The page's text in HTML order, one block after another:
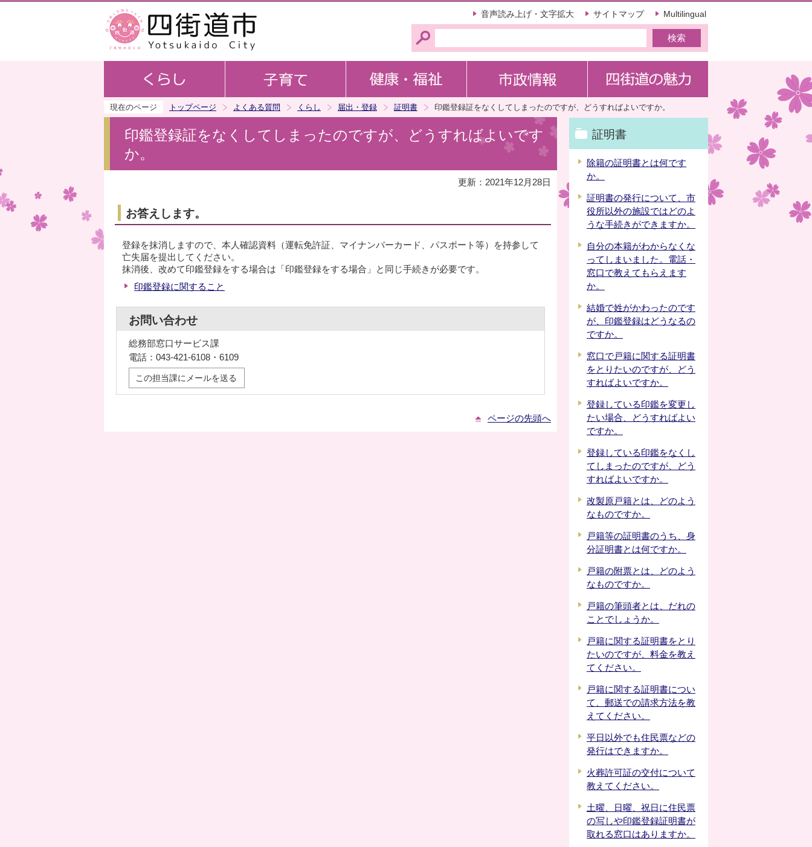
音声読み上げ・文字拡大 サイトマップ Multilingual
現在のページ トップページ よくある質問 くらし 届出・登録 証明書 印鑑登録証をなくしてしまったのですが、どうすればよいですか。
印鑑登録証をなくしてしまったのですが、どうすればよいです
か。
更新：2021年12月28日
お答えします。
登録を抹消しますので、本人確認資料（運転免許証、マイナンバーカード、パスポート等）を持参して
亡失届を提出してください。
抹消後、改めて印鑑登録をする場合は「印鑑登録をする場合」と同じ手続きが必要です。
印鑑登録に関すること
お問い合わせ
総務部窓口サービス課
電話：043-421-6108・6109
この担当課にメールを送る
ページの先頭へ
証明書
除籍の証明書とは何です
か。
証明書の発行について、市
役所以外の施設ではどのよ
うな手続きができますか。
自分の本籍がわからなくな
ってしまいました。電話・
窓口で教えてもらえます
か。
結婚で姓がかわったのです
が、印鑑登録はどうなるの
ですか。
窓口で戸籍に関する証明書
をとりたいのですが、どう
すればよいですか。
登録している印鑑を変更し
たい場合、どうすればよい
ですか。
登録している印鑑をなくし
てしまったのですが、どう
すればよいですか。
改製原戸籍とは、どのよう
なものですか。
戸籍等の証明書のうち、身
分証明書とは何ですか。
戸籍の附票とは、どのよう
なものですか。
戸籍の筆頭者とは、だれの
ことでしょうか。
戸籍に関する証明書をとり
たいのですが、料金を教え
てください。
戸籍に関する証明書につい
て、郵送での請求方法を教
えてください。
平日以外でも住民票などの
発行はできますか。
火葬許可証の交付について
教えてください。
土曜、日曜、祝日に住民票
の写しや印鑑登録証明書が
取れる窓口はありますか。